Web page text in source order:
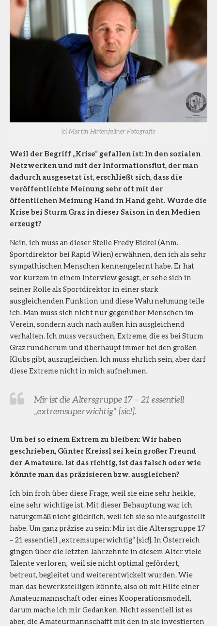
(c) Martin Hirtenfellner Fotografie
Weil der Begriff „Krise“ gefallen ist: In den sozialen
Netzwerken und mit der Informationsflut, der man
dadurch ausgesetzt ist, erschließt sich, dass die
veröffentlichte Meinung sehr oft mit der
öffentlichen Meinung Hand in Hand geht. Wurde die
Krise bei Sturm Graz in dieser Saison in den Medien
erzeugt?
Nein, ich muss an dieser Stelle Fredy Bickel (Anm.
Sportdirektor bei Rapid Wien) erwähnen, den ich als sehr
sympathischen Menschen kennengelernt habe. Er hat
vor kurzem in einem Interview gesagt, er sehe sich in
seiner Rolle als Sportdirektor in einer stark
ausgleichenden Funktion und diese Wahrnehmung teile
ich. Man muss sich nicht nur gegenüber Menschen im
Verein, sondern auch nach außen hin ausgleichend
verhalten. Ich muss versuchen, Extreme, die es bei Sturm
Graz rundherum und überhaupt immer bei den großen
Klubs gibt, auszugleichen. Ich muss ehrlich sein, aber darf
diese Extreme nicht in mich aufnehmen.
Mir ist die Altersgruppe 17 – 21 essentiell
„extremsuperwichtig“ [sic!].
Um bei so einem Extrem zu bleiben: Wir haben
geschrieben, Günter Kreissl sei kein großer Freund
der Amateure. Ist das richtig, ist das falsch oder wie
könnte man das präzisieren bzw. ausgleichen?
Ich bin froh über diese Frage, weil sie eine sehr heikle,
eine sehr wichtige ist. Mit dieser Behauptung war ich
naturgemäß nicht glücklich, weil ich sie so nie aufgestellt
habe. Um ganz präzise zu sein: Mir ist die Altersgruppe 17
– 21 essentiell „extremsuperwichtig“ [sic!]. In Österreich
gingen über die letzten Jahrzehnte in diesem Alter viele
Talente verloren, weil sie nicht optimal gefördert,
betreut, begleitet und weiterentwickelt wurden. Wie
man das bewerkstelligen könnte, also ob mit Hilfe einer
Amateurmannschaft oder eines Kooperationsmodell,
darum mache ich mir Gedanken. Nicht essentiell ist es
aber, die Amateurmannschafft mit den in sie investierten